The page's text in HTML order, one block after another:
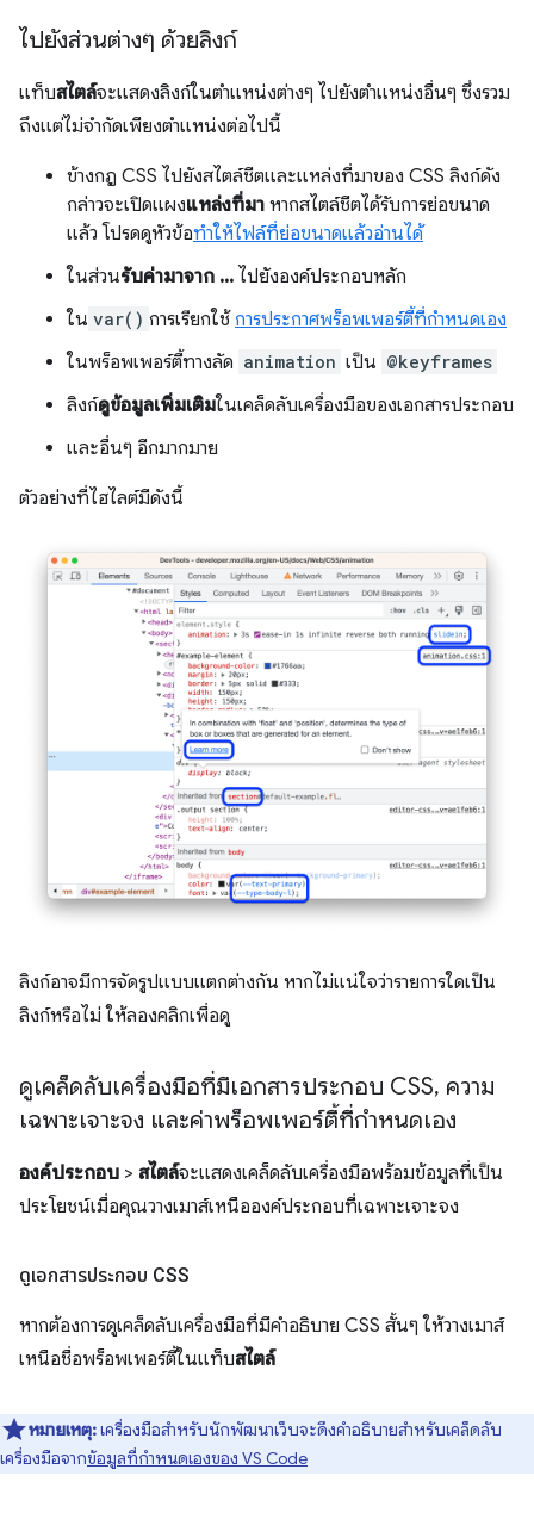
ไปยังส่วนต่างๆ ด้วยลิงก์
แท็บสไตล์จะแสดงลิงก์ในตำแหน่งต่างๆ ไปยังตำแหน่งอื่นๆ ซึ่งรวม
ถึงแต่ไม่จำกัดเพียงตำแหน่งต่อไปนี้
ข้างกฎ CSS ไปยังสไตล์ชีตและแหล่งที่มาของ CSS ลิงก์ดัง
กล่าวจะเปิดแผงแหล่งที่มา หากสไตล์ชีตได้รับการย่อขนาด
แล้ว โปรดดูหัวข้อทําให้ไฟล์ที่ย่อขนาดแล้วอ่านได้
ในส่วนรับค่ามาจาก ... ไปยังองค์ประกอบหลัก
ใน var() การเรียกใช้ การประกาศพร็อพเพอร์ตี้ที่กำหนดเอง
ในพร็อพเพอร์ตี้ทางลัด animation เป็น @keyframes
ลิงก์ดูข้อมูลเพิ่มเติมในเคล็ดลับเครื่องมือของเอกสารประกอบ
และอื่นๆ อีกมากมาย
ตัวอย่างที่ไฮไลต์มีดังนี้
ลิงก์อาจมีการจัดรูปแบบแตกต่างกัน หากไม่แน่ใจว่ารายการใดเป็น
ลิงก์หรือไม่ ให้ลองคลิกเพื่อดู
ดูเคล็ดลับเครื่องมือที่มีเอกสารประกอบ CSS, ความ
เฉพาะเจาะจง และค่าพร็อพเพอร์ตี้ที่กำหนดเอง
องค์ประกอบ > สไตล์จะแสดงเคล็ดลับเครื่องมือพร้อมข้อมูลที่เป็น
ประโยชน์เมื่อคุณวางเมาส์เหนือองค์ประกอบที่เฉพาะเจาะจง
ดูเอกสารประกอบ CSS
หากต้องการดูเคล็ดลับเครื่องมือที่มีคำอธิบาย CSS สั้นๆ ให้วางเมาส์
เหนือชื่อพร็อพเพอร์ตี้ในแท็บสไตล์
หมายเหตุ:เครื่องมือสำหรับนักพัฒนาเว็บจะดึงคำอธิบายสำหรับเคล็ดลับ
เครื่องมือจากข้อมูลที่กำหนดเองของ VS Code